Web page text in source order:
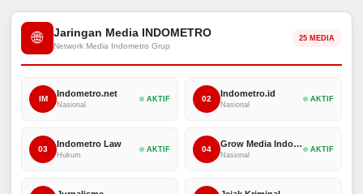
🌐 Jaringan Media INDOMETRO
Network Media Indometro Grup
25 MEDIA
IM
Indometro.net
Nasional
AKTIF 02
Indometro.id
Nasional
AKTIF
03
Indometro Law
Hukum
AKTIF 04
Grow Media Indonesia
Nasional
AKTIF